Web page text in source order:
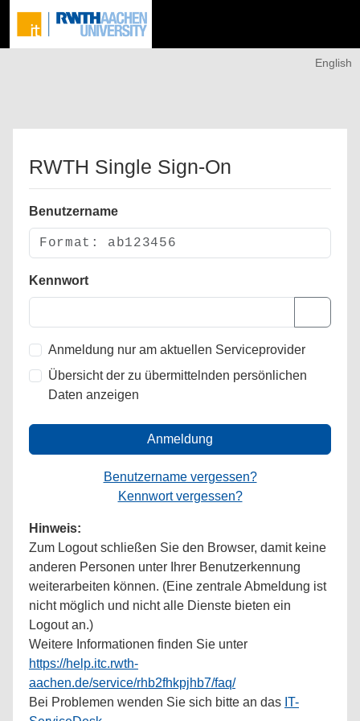
English
RWTH Single Sign-On
Benutzername
Kennwort
Anmeldung nur am aktuellen Serviceprovider
Übersicht der zu übermittelnden persönlichen
Daten anzeigen
Anmeldung
Benutzername vergessen?
Kennwort vergessen?
Hinweis:
Zum Logout schließen Sie den Browser, damit keine
anderen Personen unter Ihrer Benutzerkennung
weiterarbeiten können. (Eine zentrale Abmeldung ist
nicht möglich und nicht alle Dienste bieten ein
Logout an.)
Weitere Informationen finden Sie unter
https://help.itc.rwth-
aachen.de/service/rhb2fhkpjhb7/faq/
Bei Problemen wenden Sie sich bitte an das IT-